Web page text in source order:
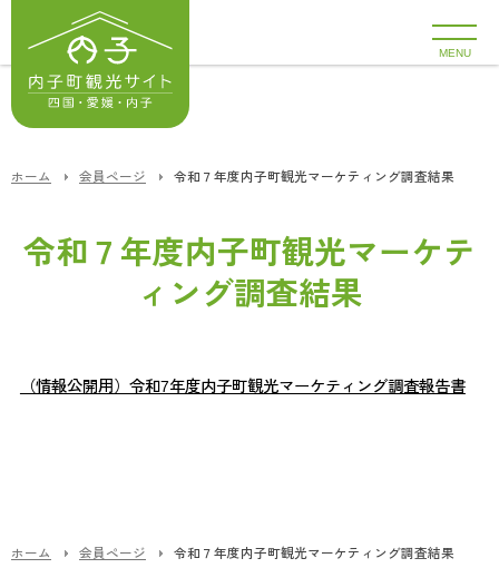
MENU
ホーム 会員ページ 令和７年度内子町観光マーケティング調査結果
令和７年度内子町観光マーケテ
ィング調査結果
（情報公開用）令和7年度内子町観光マーケティング調査報告書
ホーム 会員ページ 令和７年度内子町観光マーケティング調査結果